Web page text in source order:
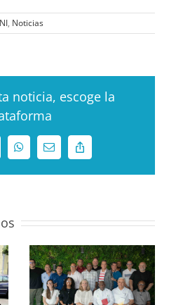
, Noticias
noticia, escoge la
WhatsAppCorreoCopy